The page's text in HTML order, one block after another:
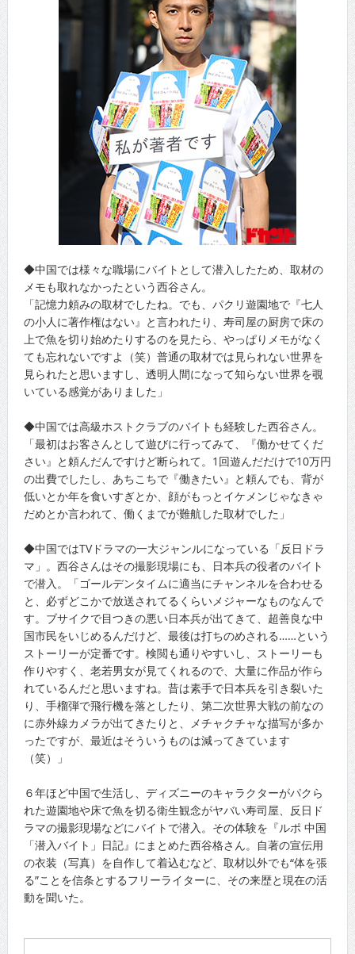
◆中国では様々な職場にバイトとして潜入したため、取材の
メモも取れなかったという西谷さん。
「記憶力頼みの取材でしたね。でも、パクリ遊園地で『七人
の小人に著作権はない』と言われたり、寿司屋の厨房で床の
上で魚を切り始めたりするのを見たら、やっぱりメモがなく
ても忘れないですよ（笑）普通の取材では見られない世界を
見られたと思いますし、透明人間になって知らない世界を覗
いている感覚がありました」
◆中国では高級ホストクラブのバイトも経験した西谷さん。
「最初はお客さんとして遊びに行ってみて、『働かせてくだ
さい』と頼んだんですけど断られて。1回遊んだだけで10万円
の出費でしたし、あちこちで『働きたい』と頼んでも、背が
低いとか年を食いすぎとか、顔がもっとイケメンじゃなきゃ
だめとか言われて、働くまでが難航した取材でした」
◆中国ではTVドラマの一大ジャンルになっている「反日ドラ
マ」。西谷さんはその撮影現場にも、日本兵の役者のバイト
で潜入。「ゴールデンタイムに適当にチャンネルを合わせる
と、必ずどこかで放送されてるくらいメジャーなものなんで
す。ブサイクで目つきの悪い日本兵が出てきて、超善良な中
国市民をいじめるんだけど、最後は打ちのめされる……という
ストーリーが定番です。検閲も通りやすいし、ストーリーも
作りやすく、老若男女が見てくれるので、大量に作品が作ら
れているんだと思いますね。昔は素手で日本兵を引き裂いた
り、手榴弾で飛行機を落としたり、第二次世界大戦の前なの
に赤外線カメラが出てきたりと、メチャクチャな描写が多か
ったですが、最近はそういうものは減ってきています
（笑）」
６年ほど中国で生活し、ディズニーのキャラクターがパクら
れた遊園地や床で魚を切る衛生観念がヤバい寿司屋、反日ド
ラマの撮影現場などにバイトで潜入。その体験を『ルポ 中国
「潜入バイト」日記』にまとめた西谷格さん。自著の宣伝用
の衣装（写真）を自作して着込むなど、取材以外でも“体を張
る”ことを信条とするフリーライターに、その来歴と現在の活
動を聞いた。